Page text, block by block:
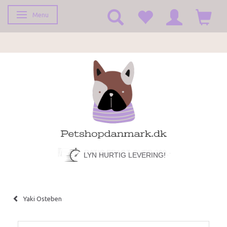
Toggle navigation
Menu
LYN HURTIG LEVERING!
Yaki Osteben